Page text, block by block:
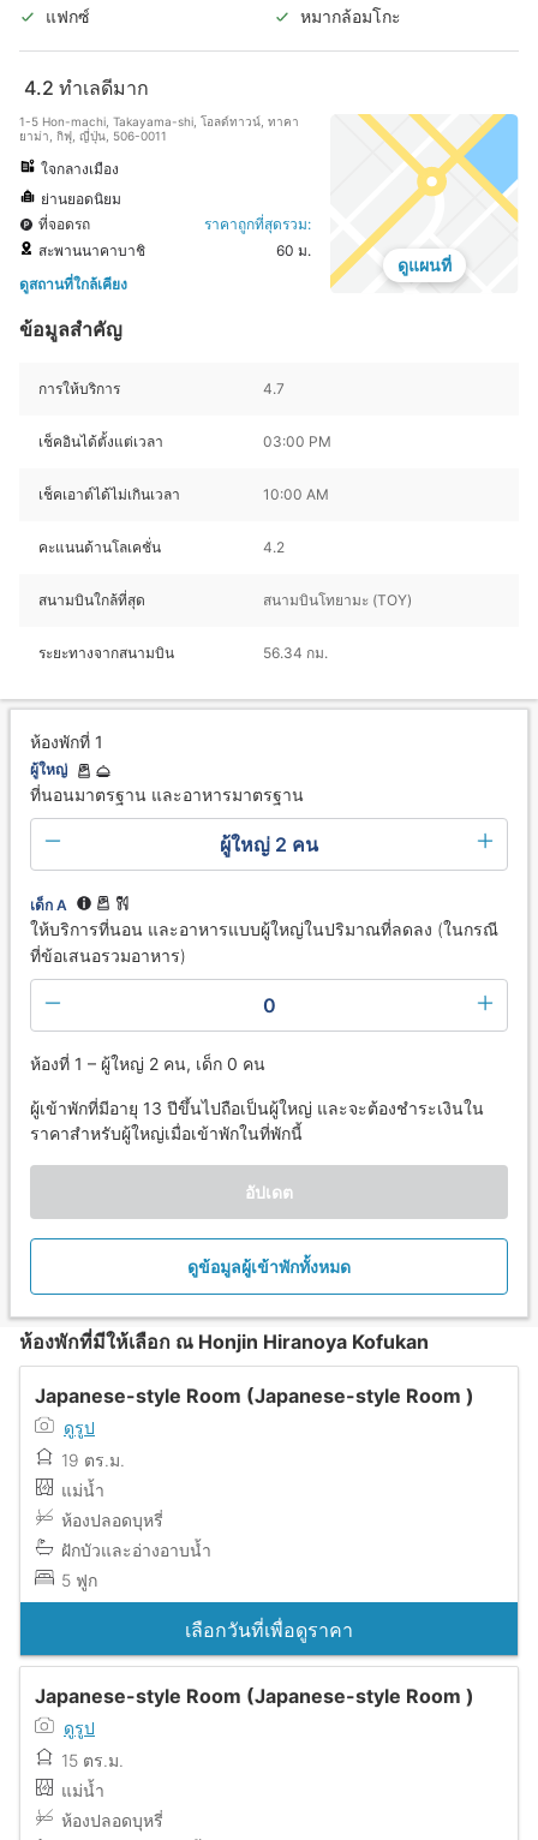
แฟกซ์
หมากล้อมโกะ
4.2 ทำเลดีมาก
1-5 Hon-machi, Takayama-shi, โอลด์ทาวน์, ทาคา
ยาม่า, กิฟุ, ญี่ปุ่น, 506-0011
ใจกลางเมือง
ย่านยอดนิยม
ที่จอดรถ
ราคาถูกที่สุดรวม:
สะพานนาคาบาชิ
60 ม.
ดูสถานที่ใกล้เคียง
ดูแผนที่
ข้อมูลสำคัญ
การให้บริการ 4.7
เช็คอินได้ตั้งแต่เวลา 03:00 PM
เช็คเอาต์ได้ไม่เกินเวลา 10:00 AM
คะแนนด้านโลเคชั่น 4.2
สนามบินใกล้ที่สุด สนามบินโทยามะ (TOY)
ระยะทางจากสนามบิน 56.34 กม.
ห้องพักที่ 1
ผู้ใหญ่
ที่นอนมาตรฐาน และอาหารมาตรฐาน
ผู้ใหญ่ 2 คน
เด็ก A
ให้บริการที่นอน และอาหารแบบผู้ใหญ่ในปริมาณที่ลดลง (ในกรณี
ที่ข้อเสนอรวมอาหาร)
0
ห้องที่ 1 – ผู้ใหญ่ 2 คน, เด็ก 0 คน
ผู้เข้าพักที่มีอายุ 13 ปีขึ้นไปถือเป็นผู้ใหญ่ และจะต้องชำระเงินใน
ราคาสำหรับผู้ใหญ่เมื่อเข้าพักในที่พักนี้
อัปเดต
ดูข้อมูลผู้เข้าพักทั้งหมด
ห้องพักที่มีให้เลือก ณ Honjin Hiranoya Kofukan
Japanese-style Room (Japanese-style Room )
ดูรูป
19 ตร.ม.
แม่น้ำ
ห้องปลอดบุหรี่
ฝักบัวและอ่างอาบน้ำ
5 ฟูก
เลือกวันที่เพื่อดูราคา
Japanese-style Room (Japanese-style Room )
ดูรูป
15 ตร.ม.
แม่น้ำ
ห้องปลอดบุหรี่